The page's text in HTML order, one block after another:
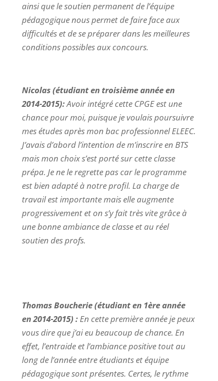
ainsi que le soutien permanent de l’équipe
pédagogique nous permet de faire face aux
difficultés et de se préparer dans les meilleures
conditions possibles aux concours.
Nicolas (étudiant en troisième année en
2014-2015):Avoir intégré cette CPGE est une
chance pour moi, puisque je voulais poursuivre
mes études après mon bac professionnel ELEEC.
J’avais d’abord l’intention de m’inscrire en BTS
mais mon choix s’est porté sur cette classe
prépa. Je ne le regrette pas car le programme
est bien adapté à notre profil. La charge de
travail est importante mais elle augmente
progressivement et on s’y fait très vite grâce à
une bonne ambiance de classe et au réel
soutien des profs.
Thomas Boucherie(étudiant en 1ère année
en 2014-2015) :En cette première année je peux
vous dire que j’ai eu beaucoup de chance. En
effet, l’entraide et l’ambiance positive tout au
long de l’année entre étudiants et équipe
pédagogique sont présentes. Certes, le rythme